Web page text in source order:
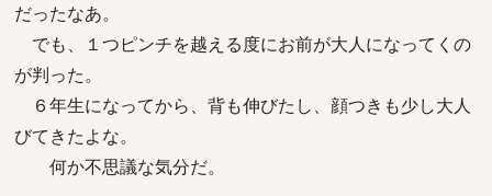
だったなあ。
でも、１つピンチを越える度にお前が大人になってくの
が判った。
６年生になってから、背も伸びたし、顔つきも少し大人
びてきたよな。
何か不思議な気分だ。